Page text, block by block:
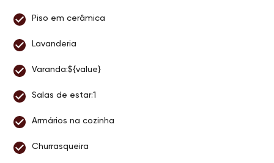
Piso em cerâmica
Lavanderia
Varanda:${value}
Salas de estar:1
Armários na cozinha
Churrasqueira